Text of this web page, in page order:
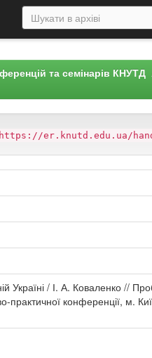
та семінарів КНУТД
https://er.knutd.edu.ua/
Україні / І. А. Коваленко //
практичної конференції,